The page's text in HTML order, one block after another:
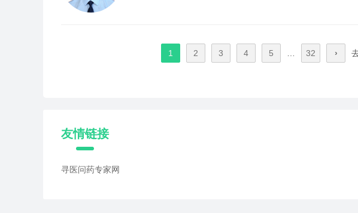
1 2 3 4 5 … 32 ›
友情链接
寻医问药专家网